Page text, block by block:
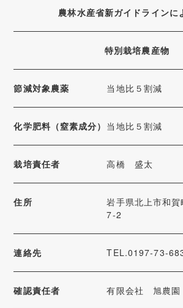
農林水産省新ガイドラインに
特別栽培農産物
節減対象農薬 当地比５割減
化学肥料（窒素成分） 当地比５割減
栽培責任者 高橋 盛太
住所
岩手県北上市和
7-2
連絡先 TEL.0197-73-
確認責任者 有限会社 旭農園